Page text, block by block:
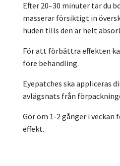
Efter 20–30 minuter tar du
masserar försiktigt in
huden tills den är helt
För att förbättra effekten
före behandling.
Eyepatches ska appliceras
avlägsnats från
Gör om 1-2 gånger i veckan
effekt.